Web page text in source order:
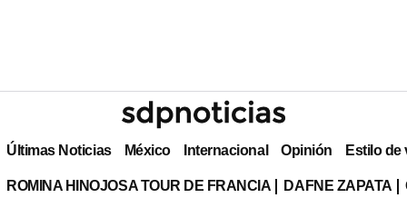
Últimas Noticias México Internacional Opinión Estilo de
ROMINA HINOJOSA TOUR DE FRANCIA DAFNE ZAPATA